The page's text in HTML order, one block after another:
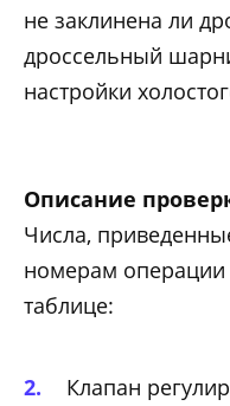
не заклинена ли
дроссельный
настройки
Описание
Числа,
номерам операции
таблице:
Клапан